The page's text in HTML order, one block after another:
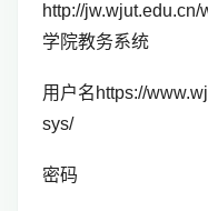
http://
学院教务系统
用户名https://
sys/
密码